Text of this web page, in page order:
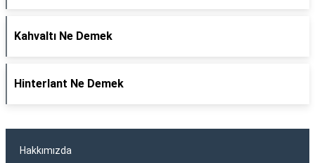
Kahvaltı Ne Demek
Hinterlant Ne Demek
Hakkımızda